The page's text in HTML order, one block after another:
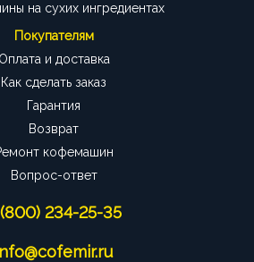
на сухих ингредиентах
Покупателям
Оплата и доставка
Как сделать заказ
Гарантия
Возврат
кофемашин
Вопрос-ответ
234-25-35